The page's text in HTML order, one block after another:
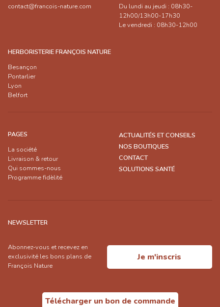
contact@francois-nature.com
Du lundi au jeudi : 08h30-
12h00/13h00-17h30
Le vendredi : 08h30-12h00
HERBORISTERIE FRANÇOIS NATURE
Besançon
Pontarlier
Lyon
Belfort
PAGES
La société
Livraison & retour
Qui sommes-nous
Programme fidèlité
ACTUALITÉS ET CONSEILS
NOS BOUTIQUES
CONTACT
SOLUTIONS SANTÉ
NEWSLETTER
Abonnez-vous et recevez en
exclusivité les bons plans de
François Nature
Je m'inscris
Télécharger un bon de commande